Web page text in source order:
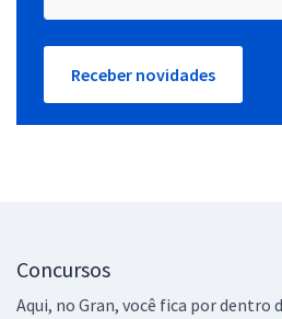
Receber novidades
Concursos
Aqui, no Gran, você fica por dentro